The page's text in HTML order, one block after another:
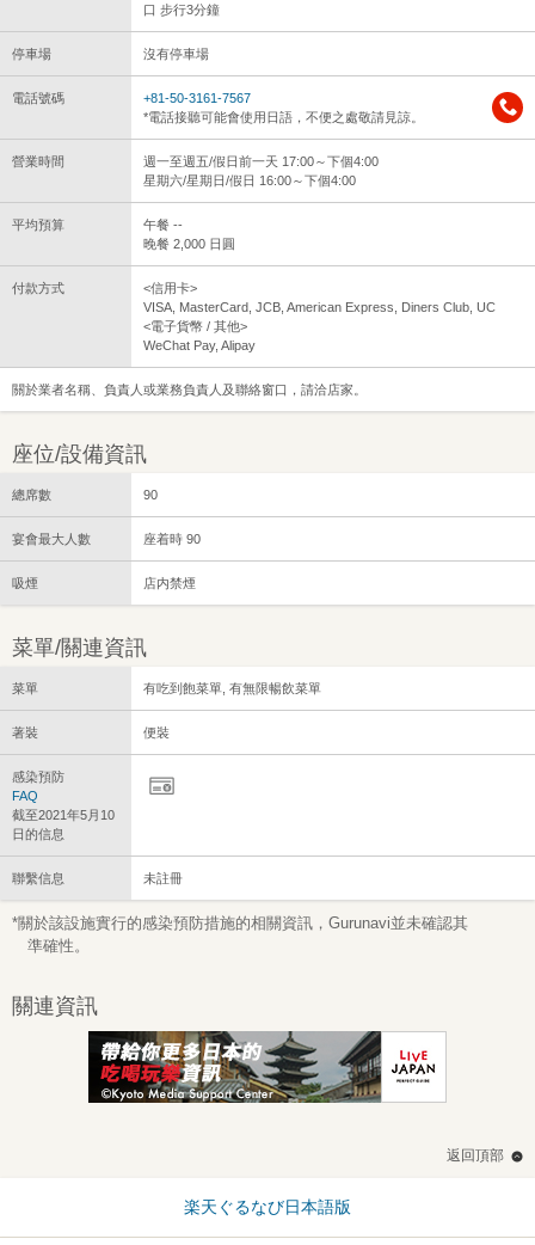
口 步行3分鐘
停車場 沒有停車場
電話號碼
+81-50-3161-7567
*電話接聽可能會使用日語，不便之處敬請見諒。
營業時間
週一至週五/假日前一天 17:00～下個4:00
星期六/星期日/假日 16:00～下個4:00
平均預算
午餐 --
晚餐 2,000 日圓
付款方式
<信用卡>
VISA, MasterCard, JCB, American Express, Diners Club, UC
<電子貨幣 / 其他>
WeChat Pay, Alipay
關於業者名稱、負責人或業務負責人及聯絡窗口，請洽店家。
座位/設備資訊
總席數 90
宴會最大人數 座着時 90
吸煙 店内禁煙
菜單/關連資訊
菜單 有吃到飽菜單, 有無限暢飲菜單
著裝 便裝
感染預防
FAQ
截至2021年5月10
日的信息
聯繫信息 未註冊
*關於該設施實行的感染預防措施的相關資訊，Gurunavi並未確認其
準確性。
關連資訊
返回頂部
楽天ぐるなび日本語版